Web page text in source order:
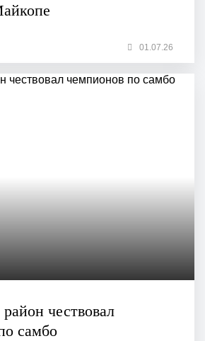
01.07.26
чествовал
самбо